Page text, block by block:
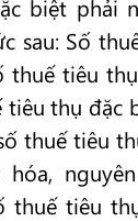
biệt phải
sau: Số
tiêu
tiêu thụ đặc
thuế tiêu
thuế tiêu